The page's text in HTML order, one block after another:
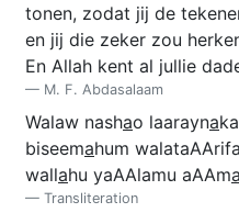
tonen, zodat jij de
en jij die zeker zou
En Allah kent al jullie
M. F. Abdasalaam
Walaw nashao laarayna
biseemahum
wallahu yaAAlamu aAAma
Transliteration